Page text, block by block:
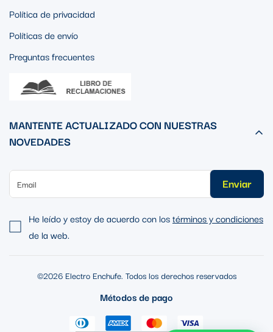
Política de privacidad
Políticas de envío
Preguntas frecuentes
MANTENTE ACTUALIZADO CON NUESTRAS
NOVEDADES
Enviar
He leído y estoy de acuerdo con lostérminos y condiciones
de la web.
©2026 Electro Enchufe. Todos los derechos reservados
Métodos de pago